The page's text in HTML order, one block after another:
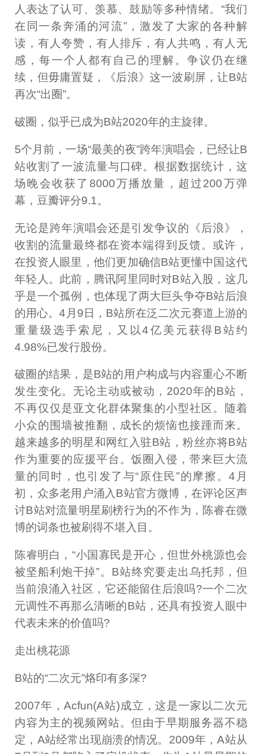
人表达了认可、羡慕、鼓励等多种情绪。“我们
在同一条奔涌的河流”，激发了大家的各种解
读，有人夸赞，有人排斥，有人共鸣，有人无
感，每一个人都有自己的理解。争议仍在继
续，但毋庸置疑，《后浪》这一波刷屏，让B站
再次“出圈”。
破圈，似乎已成为B站2020年的主旋律。
5个月前，一场“最美的夜”跨年演唱会，已经让B
站收割了一波流量与口碑。根据数据统计，这
场晚会收获了8000万播放量，超过200万弹
幕，豆瓣评分9.1。
无论是跨年演唱会还是引发争议的《后浪》，
收割的流量最终都在资本端得到反馈。或许，
在投资人眼里，他们更加确信B站更懂中国这代
年轻人。此前，腾讯阿里同时对B站入股，这几
乎是一个孤例，也体现了两大巨头争夺B站后浪
的用心。4月9日，B站所在泛二次元赛道上游的
重量级选手索尼，又以4亿美元获得B站约
4.98%已发行股份。
破圈的结果，是B站的用户构成与内容重心不断
发生变化。无论主动或被动，2020年的B站，
不再仅仅是亚文化群体聚集的小型社区。随着
小众的围墙被推翻，成长的烦恼也接踵而来。
越来越多的明星和网红入驻B站，粉丝亦将B站
作为重要的应援平台。饭圈入侵，带来巨大流
量的同时，也引发了与“原住民”的摩擦。4月
初，众多老用户涌入B站官方微博，在评论区声
讨B站对流量明星刷榜行为的不作为，陈睿在微
博的词条也被刷得不堪入目。
陈睿明白，“小国寡民是开心，但世外桃源也会
被坚船利炮干掉”。B站终究要走出乌托邦，但
当前浪涌入社区，它还能留住后浪吗?一个二次
元调性不再那么清晰的B站，还具有投资人眼中
代表未来的价值吗?
走出桃花源
B站的“二次元”烙印有多深?
2007年，Acfun(A站)成立，这是一家以二次元
内容为主的视频网站。但由于早期服务器不稳
定，A站经常出现崩溃的情况。2009年，A站从